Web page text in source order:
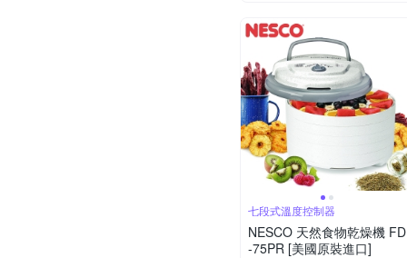
七段式溫度控制器
NESCO 天然食物乾燥機 FD
-75PR [美國原裝進口]